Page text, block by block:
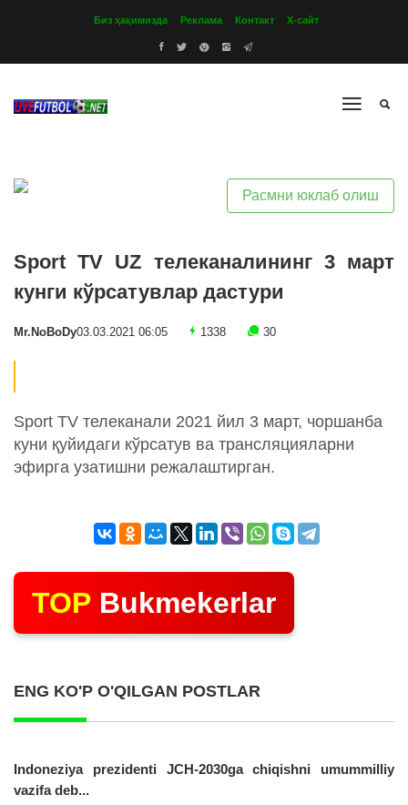
Биз ҳақимизда Реклама Контакт Х-сайт
Расмни юклаб олиш
Sport TV UZ телеканалининг 3 март
кунги кўрсатувлар дастури
Mr.NoBoDy03.03.2021 06:05 1338 30
Sport TV телеканали 2021 йил 3 март, чоршанба
куни қуйидаги кўрсатув ва трансляцияларни
эфирга узатишни режалаштирган.
TOP Bukmekerlar
ENG KO'P O'QILGAN POSTLAR
Indoneziya prezidenti JCH-2030ga chiqishni umummilliy
vazifa deb...